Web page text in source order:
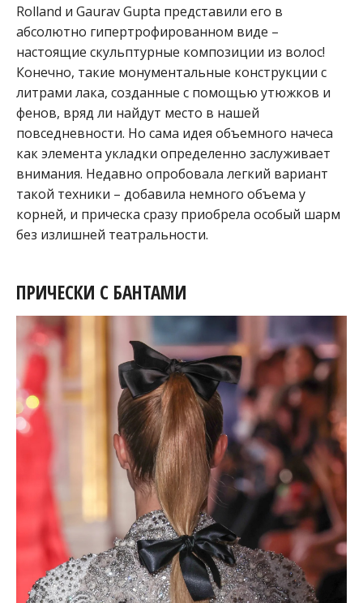
Rolland и Gaurav Gupta представили его в
абсолютно гипертрофированном виде –
настоящие скульптурные композиции из волос!
Конечно, такие монументальные конструкции с
литрами лака, созданные с помощью утюжков и
фенов, вряд ли найдут место в нашей
повседневности. Но сама идея объемного начеса
как элемента укладки определенно заслуживает
внимания. Недавно опробовала легкий вариант
такой техники – добавила немного объема у
корней, и прическа сразу приобрела особый шарм
без излишней театральности.
ПРИЧЕСКИ С БАНТАМИ